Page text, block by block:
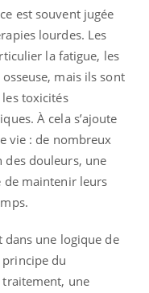
est souvent jugée
lourdes. Les
la fatigue, les
mais ils sont
toxicités
À cela s’ajoute
vie : de nombreux
douleurs, une
de maintenir leurs
dans une logique de
principe du
une